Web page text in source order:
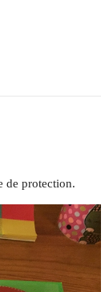
de protection.